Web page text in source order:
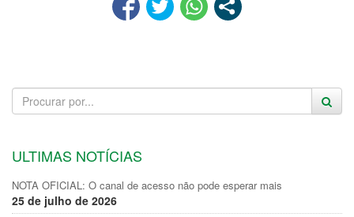
ULTIMAS NOTÍCIAS
NOTA OFICIAL: O canal de acesso não pode esperar mais
25 de julho de 2026